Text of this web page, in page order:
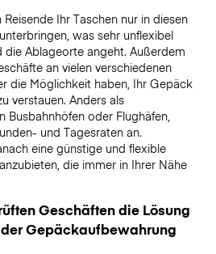
Ihr Taschen nur in diesen
was sehr unflexibel
die Ablageorte angeht. Außerdem
an vielen verschiedenen
die Möglichkeit haben, Ihr Gepäck
verstauen. Anders als
Busbahnhöfen oder Flughäfen,
und Tagesraten an.
eine günstige und flexible
die immer in Ihrer Nähe
Geschäften die Lösung
Gepäckaufbewahrung